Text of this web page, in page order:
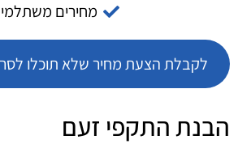
מחירים
לקבלת הצעת מחיר שלא תוכלו
הבנת התקפי זעם